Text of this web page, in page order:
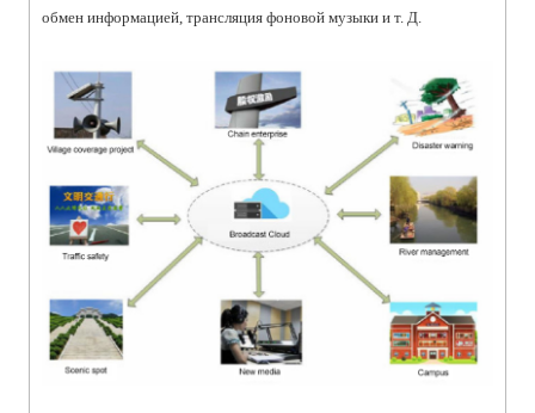
обмен информацией, трансляция фоновой музыки и т. Д.